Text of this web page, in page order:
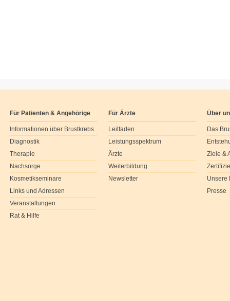
Für Patienten & Angehörige
Informationen über Brustkrebs
Diagnostik
Therapie
Nachsorge
Kosmetikseminare
Links und Adressen
Veranstaltungen
Rat & Hilfe
Für Ärzte
Leitfaden
Leistungsspektrum
Ärzte
Weiterbildung
Newsletter
Über
Das
Ziele &
Unsere
Presse